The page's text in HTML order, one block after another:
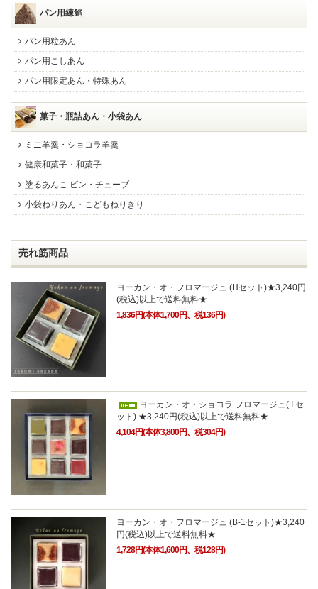
パン用練餡
パン用粒あん
パン用こしあん
パン用限定あん・特殊あん
菓子・瓶詰あん・小袋あん
ミニ羊羹・ショコラ羊羹
健康和菓子・和菓子
塗るあんこ ビン・チューブ
小袋ねりあん・こどもねりきり
売れ筋商品
ヨーカン・オ・フロマージュ (Hセット)★3,240円
(税込)以上で送料無料★
1,836円(本体1,700円、税136円)
ヨーカン・オ・ショコラ フロマージュ( I セ
ット) ★3,240円(税込)以上で送料無料★
4,104円(本体3,800円、税304円)
ヨーカン・オ・フロマージュ (B-1セット)★3,240
円(税込)以上で送料無料★
1,728円(本体1,600円、税128円)